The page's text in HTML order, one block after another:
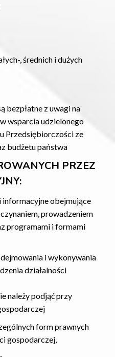
, średnich i dużych
bezpłatne z uwagi na
wsparcia udzielonego
Przedsiębiorczości ze
budżetu państwa
PRZEZ
informacyjne obejmujące
prowadzeniem
programami i formami
i wykonywania
działalności
należy podjąć przy
form prawnych
gospodarczej,